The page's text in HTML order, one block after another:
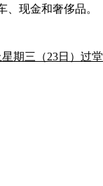
、现金和奢侈品。
期三（23日）过堂